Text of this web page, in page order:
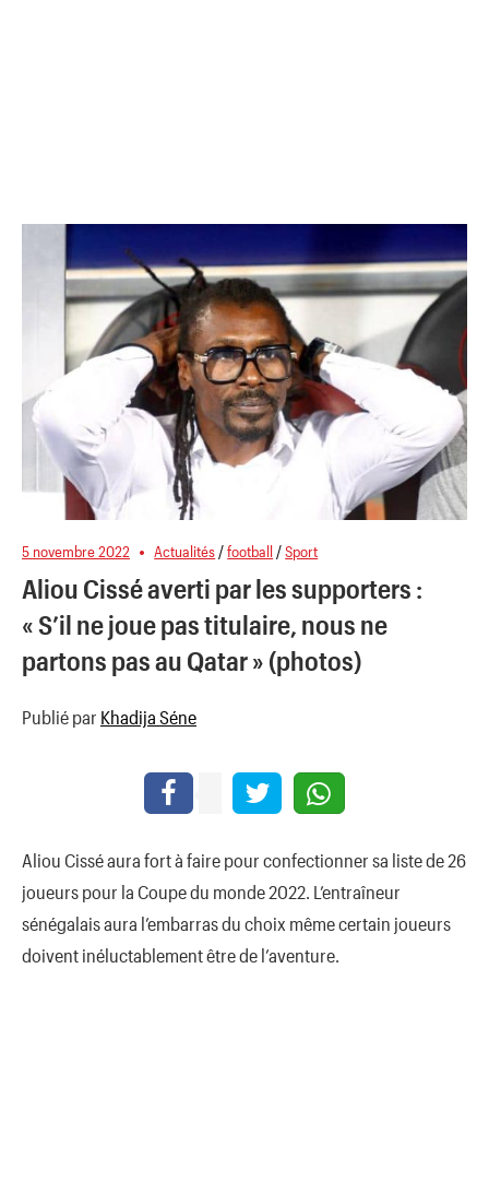
5 novembre 2022 Actualités /football /Sport
Aliou Cissé averti par les supporters :
« S’il ne joue pas titulaire, nous ne
partons pas au Qatar » (photos)
Publié par Khadija Séne
Aliou Cissé aura fort à faire pour confectionner sa liste de 26
joueurs pour la Coupe du monde 2022. L’entraîneur
sénégalais aura l’embarras du choix même certain joueurs
doivent inéluctablement être de l’aventure.